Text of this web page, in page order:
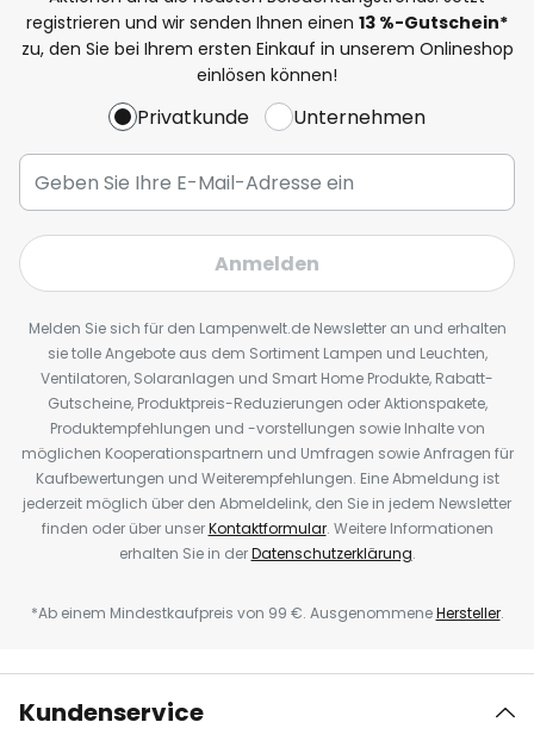
registrieren und wir senden Ihnen einen 13 %-Gutschein*
zu, den Sie bei Ihrem ersten Einkauf in unserem Onlineshop
einlösen können!
Privatkunde Unternehmen
Anmelden
Melden Sie sich für den Lampenwelt.de Newsletter an und erhalten
sie tolle Angebote aus dem Sortiment Lampen und Leuchten,
Ventilatoren, Solaranlagen und Smart Home Produkte, Rabatt-
Gutscheine, Produktpreis-Reduzierungen oder Aktionspakete,
Produktempfehlungen und -vorstellungen sowie Inhalte von
möglichen Kooperationspartnern und Umfragen sowie Anfragen für
Kaufbewertungen und Weiterempfehlungen. Eine Abmeldung ist
jederzeit möglich über den Abmeldelink, den Sie in jedem Newsletter
finden oder über unserKontaktformular. Weitere Informationen
erhalten Sie in derDatenschutzerklärung.
*Ab einem Mindestkaufpreis von 99 €. AusgenommeneHersteller.
Kundenservice